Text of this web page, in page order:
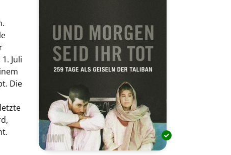
Juli
Die